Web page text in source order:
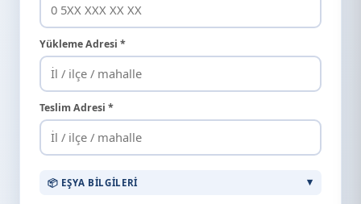
Yükleme Adresi *
Teslim Adresi *
📦 EŞYA BILGILERI